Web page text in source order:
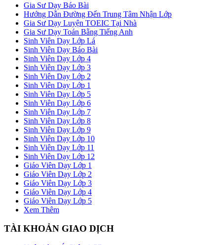
Gia Sư Dạy Báo Bài
Hướng Dẫn Đường Đến Trung Tâm Nhận Lớp
Gia Sư Dạy Luyện TOEIC Tại Nhà
Gia Sư Dạy Toán Bằng Tiếng Anh
Sinh Viên Dạy Lớp Lá
Sinh Viên Dạy Báo Bài
Sinh Viên Dạy Lớp 4
Sinh Viên Dạy Lớp 3
Sinh Viên Dạy Lớp 2
Sinh Viên Dạy Lớp 1
Sinh Viên Dạy Lớp 5
Sinh Viên Dạy Lớp 6
Sinh Viên Dạy Lớp 7
Sinh Viên Dạy Lớp 8
Sinh Viên Dạy Lớp 9
Sinh Viên Dạy Lớp 10
Sinh Viên Dạy Lớp 11
Sinh Viên Dạy Lớp 12
Giáo Viên Dạy Lớp 1
Giáo Viên Dạy Lớp 2
Giáo Viên Dạy Lớp 3
Giáo Viên Dạy Lớp 4
Giáo Viên Dạy Lớp 5
Xem Thêm
TÀI KHOẢN GIAO DỊCH